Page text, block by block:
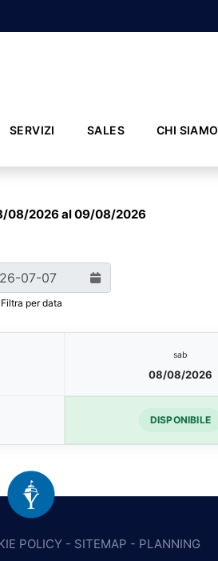
SERVIZI SALES CHI SIAMO
08/2026 al 09/08/2026
Filtra per data
sab
08/08/2026
DISPONIBILE
POLICY- SITEMAP - PLANNING